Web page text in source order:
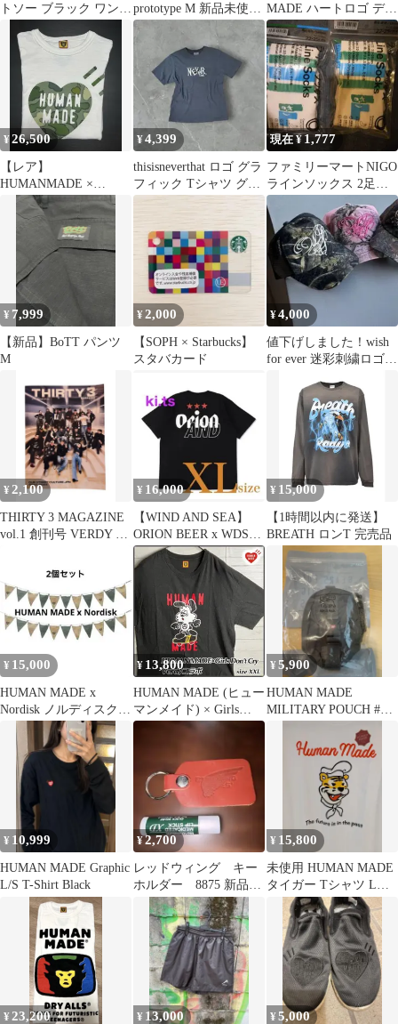
トソー ブラック ワンポ
クルーネック(丸首) メ
ンズ
prototype M 新品未使
用 長瀬
MADE ハートロゴ デイ
パック 青 バックパック
¥26,500
【レア】
HUMANMADE ×
KAWS Tシャツ
¥4,399
thisisneverthat ロゴ グラ
フィック Tシャツ グレ
ー
現在 ¥1,777
ファミリーマートNIGO
ラインソックス 2足セ
ット 麻布台ヒルズ
¥ 7,999
【新品】BoTT パンツ
M
¥2,000
【SOPH × Starbucks】
スタバカード
¥4,000
値下げしました！wish
for ever 迷彩刺繍ロゴメ
¥ 2,100
THIRTY 3 MAGAZINE
vol.1 創刊号 VERDY 雑
¥ 16,000
【WIND AND SEA】
ORION BEER x WDS
OG LOGO T
¥ 15,000
【1時間以内に発送】
BREATH ロンT 完売品
¥ 15,000
HUMAN MADE x
Nordisk ノルディスク
Flag Lines 2個
¥ 13,800
HUMAN MADE (ヒュー
マンメイド) × Girls
Don't Cry Verdy Vick T
ットン ヴェルディ ヴィ
ック プリント クルーネ
ック 半袖Tシャツ カッ
トソー ブラック
¥5,900
HUMAN MADE
MILITARY POUCH #3
¥ 10,999
HUMAN MADE Graphic
L/S T-Shirt Black
¥2,700
レッドウィング キー
ホルダー 8875 新品
非売品
¥ 15,800
未使用 HUMAN MADE
タイガー Tシャツ Lサ
イズ白 ヒューマンメイ
¥ 23,200 ¥ 13,000 ¥5,000